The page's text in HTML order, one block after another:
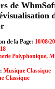
de
de la Page: 10/08/
Polyphonique,
Musique Classique
Classique